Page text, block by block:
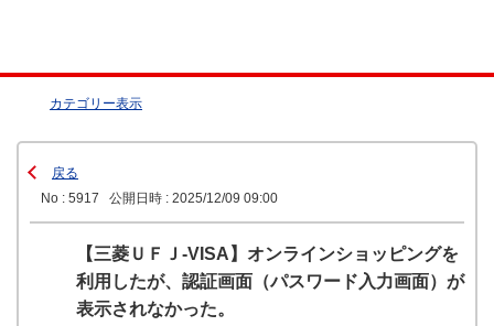
カテゴリー表示
戻る
No : 5917
公開日時 : 2025/12/09 09:00
【三菱ＵＦＪ-VISA】オンラインショッピングを
利用したが、認証画面（パスワード入力画面）が
表示されなかった。